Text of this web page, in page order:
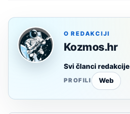
O REDAKCIJI
Kozmos.hr
Svi članci redakcije
PROFILI Web